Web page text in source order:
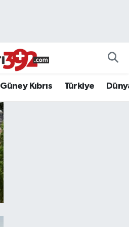
Güney Kıbrıs Türkiye